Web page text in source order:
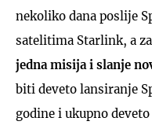
nekoliko dana poslije
satelitima Starlink, a za
jedna misija i slanje
biti deveto lansiranje
godine i ukupno